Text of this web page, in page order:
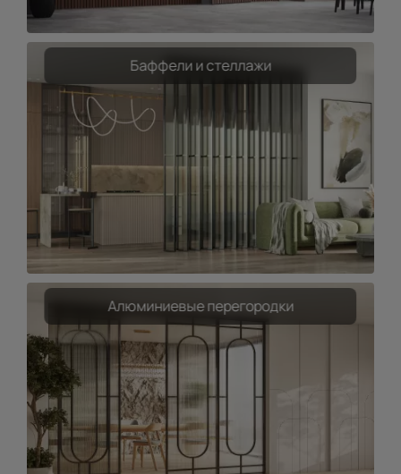
Баффели и стеллажи
Алюминиевые перегородки